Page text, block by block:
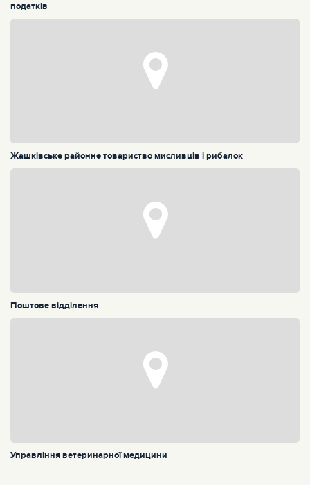
податків
Жашківське районне товариство мисливців і рибалок
Поштове відділення
Управління ветеринарної медицини